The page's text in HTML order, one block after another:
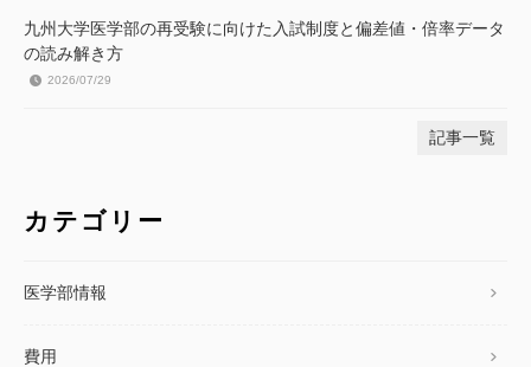
九州大学医学部の再受験に向けた入試制度と偏差値・倍率データ
の読み解き方
2026/07/29
記事一覧
カテゴリー
医学部情報
費用